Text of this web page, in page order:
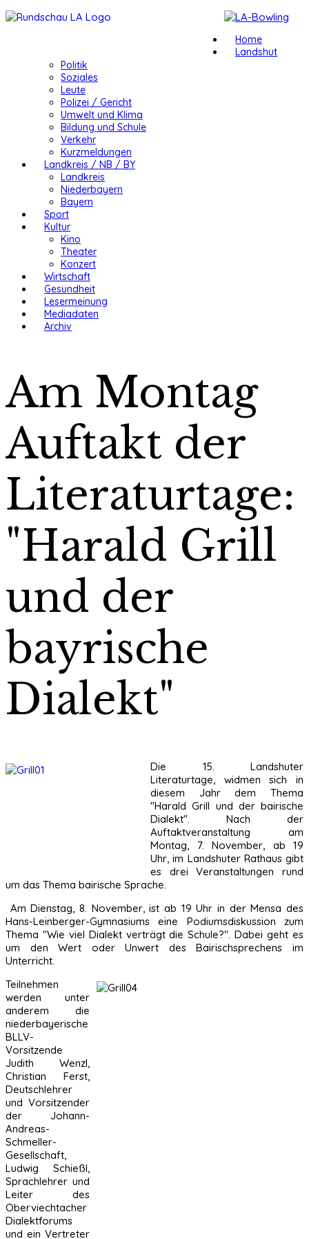
Home
Landshut
Politik
Soziales
Leute
Polizei / Gericht
Umwelt und Klima
Bildung und Schule
Verkehr
Kurzmeldungen
Landkreis / NB / BY
Landkreis
Niederbayern
Bayern
Sport
Kultur
Kino
Theater
Konzert
Wirtschaft
Gesundheit
Lesermeinung
Mediadaten
Archiv
Am Montag
Auftakt der
Literaturtage:
"Harald Grill
und der
bayrische
Dialekt"
Die 15. Landshuter
Literaturtage, widmen sich in
diesem Jahr dem Thema
"Harald Grill und der bairische
Dialekt". Nach der
Auftaktveranstaltung am
Montag, 7. November, ab 19
Uhr, im Landshuter Rathaus gibt
es drei Veranstaltungen rund
um das Thema bairische Sprache.
Am Dienstag, 8. November, ist ab 19 Uhr in der Mensa des
Hans-Leinberger-Gymnasiums eine Podiumsdiskussion zum
Thema "Wie viel Dialekt verträgt die Schule?". Dabei geht es
um den Wert oder Unwert des Bairischsprechens im
Unterricht.
Teilnehmen
werden unter
anderem die
niederbayerische
BLLV-
Vorsitzende
Judith Wenzl,
Christian Ferst,
Deutschlehrer
und Vorsitzender
der Johann-
Andreas-
Schmeller-
Gesellschaft,
Ludwig Schießl,
Sprachlehrer und
Leiter des
Oberviechtacher
Dialektforums
und ein Vertreter